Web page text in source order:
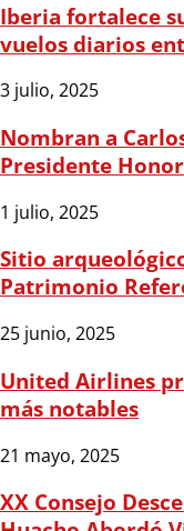
Iberia fortalece
vuelos diarios
3 julio, 2025
Nombran a
Presidente
1 julio, 2025
Sitio
Patrimonio
25 junio, 2025
United Airlines
más notables
21 mayo, 2025
XX Consejo